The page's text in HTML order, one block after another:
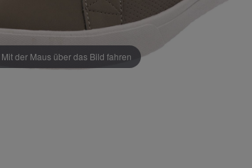
Mit der Maus über das Bild fahren